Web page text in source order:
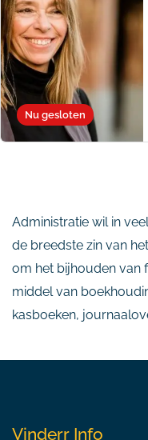
Nu gesloten
Administratie wil in
de breedste zin van
om het bijhouden van
middel van
kasboeken,
Vinderr Info